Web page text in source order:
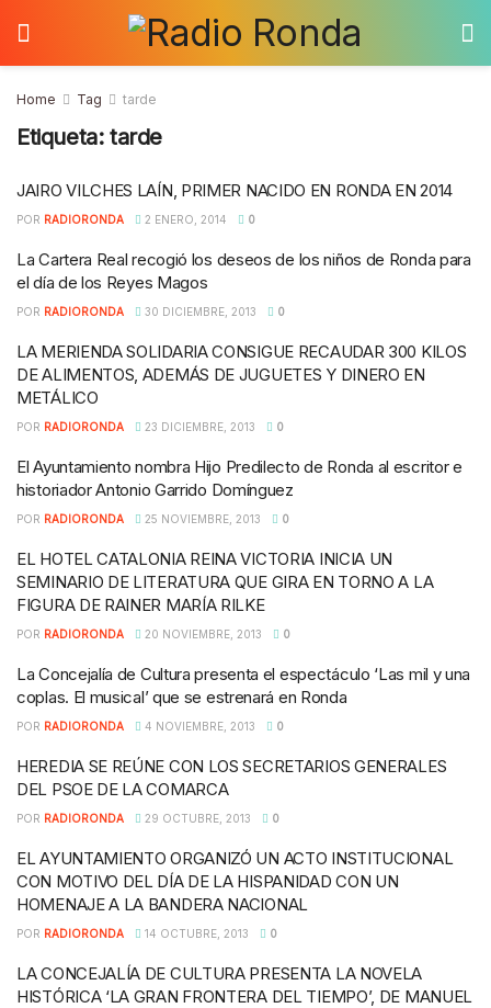
Home Tag tarde
Etiqueta: tarde
JAIRO VILCHES LAÍN, PRIMER NACIDO EN RONDA EN 2014
POR RADIORONDA 2 ENERO, 2014 0
La Cartera Real recogió los deseos de los niños de Ronda para
el día de los Reyes Magos
POR RADIORONDA 30 DICIEMBRE, 2013 0
LA MERIENDA SOLIDARIA CONSIGUE RECAUDAR 300 KILOS
DE ALIMENTOS, ADEMÁS DE JUGUETES Y DINERO EN
METÁLICO
POR RADIORONDA 23 DICIEMBRE, 2013 0
El Ayuntamiento nombra Hijo Predilecto de Ronda al escritor e
historiador Antonio Garrido Domínguez
POR RADIORONDA 25 NOVIEMBRE, 2013 0
EL HOTEL CATALONIA REINA VICTORIA INICIA UN
SEMINARIO DE LITERATURA QUE GIRA EN TORNO A LA
FIGURA DE RAINER MARÍA RILKE
POR RADIORONDA 20 NOVIEMBRE, 2013 0
La Concejalía de Cultura presenta el espectáculo ‘Las mil y una
coplas. El musical’ que se estrenará en Ronda
POR RADIORONDA 4 NOVIEMBRE, 2013 0
HEREDIA SE REÚNE CON LOS SECRETARIOS GENERALES
DEL PSOE DE LA COMARCA
POR RADIORONDA 29 OCTUBRE, 2013 0
EL AYUNTAMIENTO ORGANIZÓ UN ACTO INSTITUCIONAL
CON MOTIVO DEL DÍA DE LA HISPANIDAD CON UN
HOMENAJE A LA BANDERA NACIONAL
POR RADIORONDA 14 OCTUBRE, 2013 0
LA CONCEJALÍA DE CULTURA PRESENTA LA NOVELA
HISTÓRICA ‘LA GRAN FRONTERA DEL TIEMPO’, DE MANUEL